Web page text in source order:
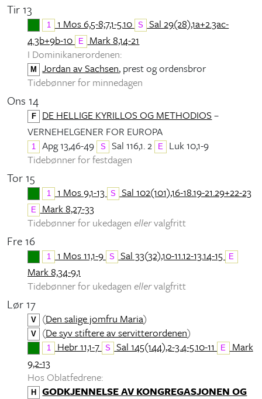
Tir 13
1 1 Mos 6,5-8;7,1-5.10 S
Sal 29(28),1a+2.3ac-
4.3b+9b-10
E
Mark 8,14-21
I Dominikanerordenen:
M Jordan av Sachsen, prest og ordensbror
Tidebønner for minnedagen
Ons 14
F DE HELLIGE KYRILLOS OG METHODIOS –
VERNEHELGENER FOR EUROPA
1 Apg 13,46-49 S Sal 116,1. 2 E
Luk 10,1-9
Tidebønner for festdagen
Tor 15
1 1 Mos 9,1-13 S Sal 102(101),16-18.19-21.29+22-23
E
Mark 8,27-33
Tidebønner for ukedagen ellervalgfritt
Fre 16
1 1 Mos 11,1-9 S Sal 33(32),10-11.12-13.14-15 E
Mark 8,34-9,1
Tidebønner for ukedagen ellervalgfritt
Lør 17
V (Den salige jomfru Maria)
V (De syv stiftere av servitterordenen)
1 Hebr 11,1-7 S Sal 145(144),2-3.4-5.10-11 E Mark
9,2-13
Hos Oblatfedrene:
H
GODKJENNELSE AV KONGREGASJONEN OG